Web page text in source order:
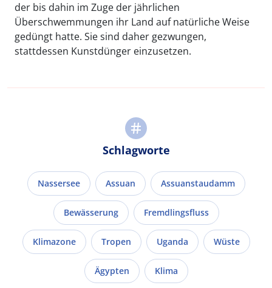
der bis dahin im Zuge der jährlichen
Überschwemmungen ihr Land auf natürliche Weise
gedüngt hatte. Sie sind daher gezwungen,
stattdessen Kunstdünger einzusetzen.
Schlagworte
Nassersee Assuan Assuanstaudamm
Bewässerung Fremdlingsfluss
Klimazone Tropen Uganda Wüste
Ägypten Klima